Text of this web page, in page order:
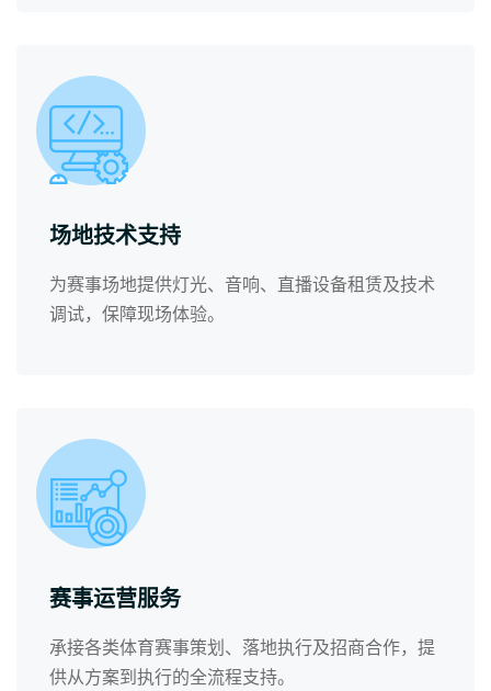
场地技术支持
为赛事场地提供灯光、音响、直播设备租赁及技术
调试，保障现场体验。
赛事运营服务
承接各类体育赛事策划、落地执行及招商合作，提
供从方案到执行的全流程支持。